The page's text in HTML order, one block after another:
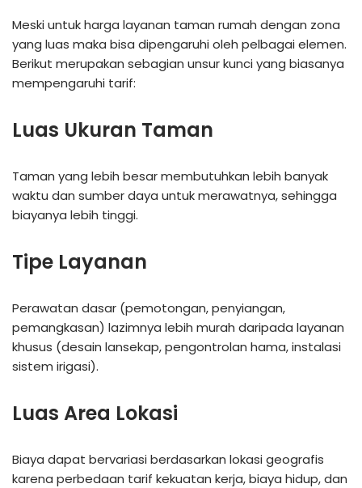
Meski untuk harga layanan taman rumah dengan zona
yang luas maka bisa dipengaruhi oleh pelbagai elemen.
Berikut merupakan sebagian unsur kunci yang biasanya
mempengaruhi tarif:
Luas Ukuran Taman
Taman yang lebih besar membutuhkan lebih banyak
waktu dan sumber daya untuk merawatnya, sehingga
biayanya lebih tinggi.
Tipe Layanan
Perawatan dasar (pemotongan, penyiangan,
pemangkasan) lazimnya lebih murah daripada layanan
khusus (desain lansekap, pengontrolan hama, instalasi
sistem irigasi).
Luas Area Lokasi
Biaya dapat bervariasi berdasarkan lokasi geografis
karena perbedaan tarif kekuatan kerja, biaya hidup, dan